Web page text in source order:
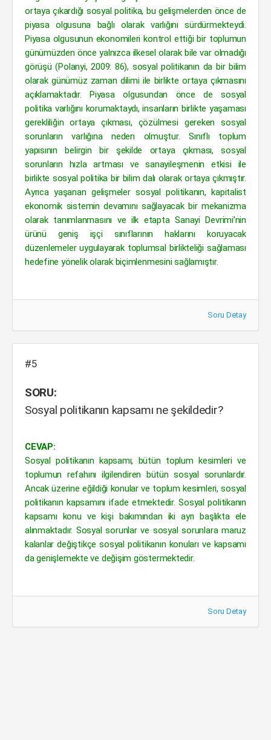
ortaya çıkardığı sosyal politika, bu gelişmelerden önce de
piyasa olgusuna bağlı olarak varlığını sürdürmekteydi.
Piyasa olgusunun ekonomileri kontrol ettiği bir toplumun
günümüzden önce yalnızca ilkesel olarak bile var olmadığı
görüşü (Polanyi, 2009: 86), sosyal politikanın da bir bilim
olarak günümüz zaman dilimi ile birlikte ortaya çıkmasını
açıklamaktadır. Piyasa olgusundan önce de sosyal
politika varlığını korumaktaydı, insanların birlikte yaşaması
gerekliliğin ortaya çıkması, çözülmesi gereken sosyal
sorunların varlığına neden olmuştur. Sınıf­lı toplum
yapısının belirgin bir şekilde ortaya çıkması, sosyal
sorunların hızla artması ve sanayileşmenin etkisi ile
birlikte sosyal politika bir bilim dalı olarak ortaya çıkmıştır.
Ayrıca yaşanan gelişmeler sosyal politikanın, kapitalist
ekonomik sistemin devamını sağlayacak bir mekanizma
olarak tanımlanmasını ve ilk etapta Sanayi Devrimi’nin
ürünü geniş işçi sınıf­larının haklarını koruyacak
düzenlemeler uygulayarak toplumsal birlikteliği sağlaması
hedefine yönelik olarak biçimlenmesini sağlamıştır.
Soru Detay
#5
SORU:
Sosyal politikanın kapsamı ne şekildedir?
CEVAP:
Sosyal politikanın kapsamı, bütün toplum kesimleri ve
toplumun refahını ilgilendiren bütün sosyal sorunlardır.
Ancak üzerine eğildiği konular ve toplum kesimleri, sosyal
politikanın kapsamını ifade etmektedir. Sosyal politikanın
kapsamı konu ve kişi bakımından iki ayrı başlıkta ele
alınmaktadır. Sosyal sorunlar ve sosyal sorunlara maruz
kalanlar değiştikçe sosyal politikanın konuları ve kapsamı
da genişlemekte ve değişim göstermektedir.
Soru Detay